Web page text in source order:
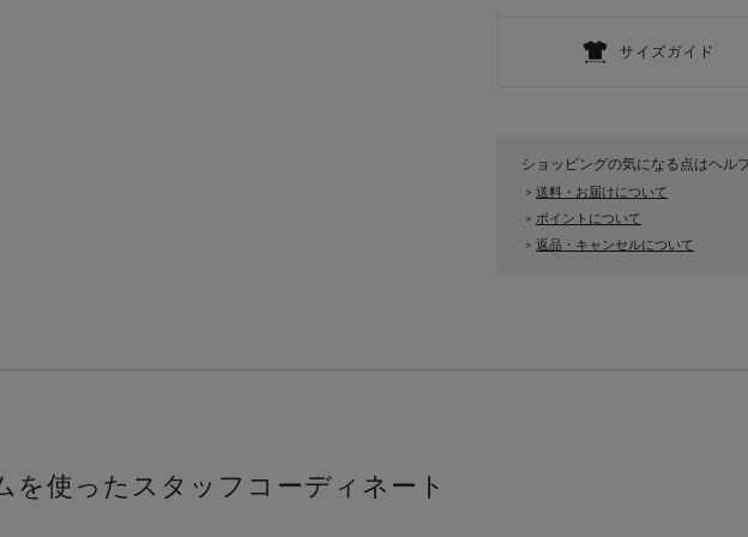
ショッピングの気になる点はヘル
> 送料・お届けについて
> ポイントについて
> 返品・キャンセルについて
を使ったスタッフコーディネート